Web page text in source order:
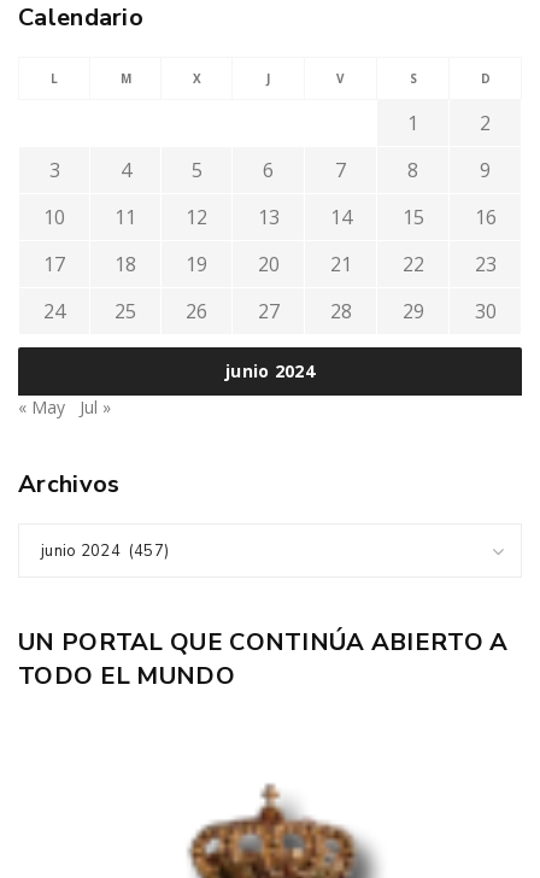
Calendario
junio 2024
L M X J V S D
1
2
3
4 5 6 7 8
9
10
11 12 13 14 15
16
17
18 19 20 21 22
23
24
25 26 27 28 29 30
« May Jul »
Archivos
junio 2024 (457)
UN PORTAL QUE CONTINÚA ABIERTO A
TODO EL MUNDO